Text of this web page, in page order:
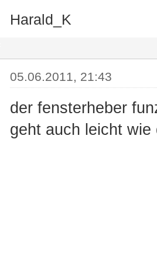
Harald_K
05.06.2011, 21:43
der fensterheber
geht auch leicht wie